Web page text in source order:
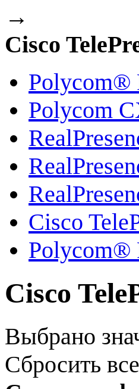
→
Cisco
Polycom®
Polycom
Cisco
Polycom®
Cisco
Выбрано
Сбросить все